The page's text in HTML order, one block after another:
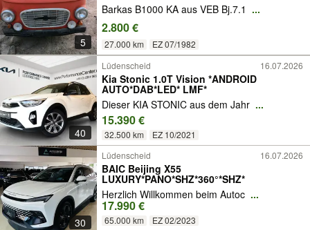
5
Barkas B1000 KA aus VEB Bj.7.1 ...
2.800 €
27.000 km EZ 07/1982
40
Lüdenscheid 16.07.2026
Kia Stonic 1.0T Vision *ANDROID
AUTO*DAB*LED* LMF*
Dieser KIA STONIC aus dem Jahr ...
15.390 €
32.500 km EZ 10/2021
30
Lüdenscheid 16.07.2026
BAIC Beijing X55
LUXURY*PANO*SHZ*360°*SHZ*
Herzlich Willkommen beim Autoc ...
17.990 €
65.000 km EZ 02/2023